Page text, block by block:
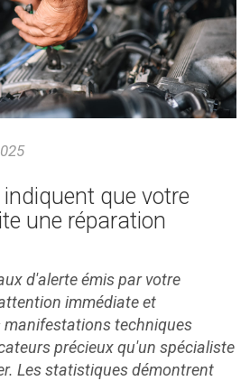
que votre
une réparation
d'alerte émis par votre
immédiate et
manifestations techniques
précieux qu'un spécialiste
Les statistiques démontrent